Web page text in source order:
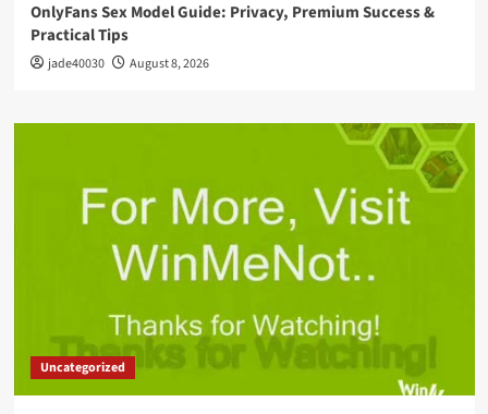
OnlyFans Sex Model Guide: Privacy, Premium Success &
Practical Tips
jade40030 August 8, 2026
Uncategorized